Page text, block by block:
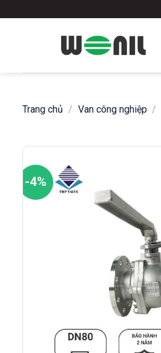
to
Trang chủ / Van công nghiệp /
-4%